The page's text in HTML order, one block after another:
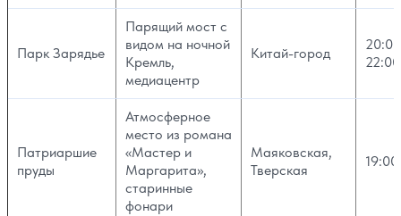
Парк Зарядье
Парящий мост с
видом на ночной
Кремль,
медиацентр
Китай-город
22:00
Патриаршие
пруды
Атмосферное
место из романа
«Мастер и
Маргарита»,
старинные
фонари
Маяковская,
Тверская